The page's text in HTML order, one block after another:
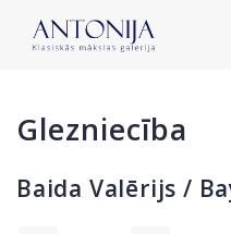
Glezniecība
Baida Valērijs /